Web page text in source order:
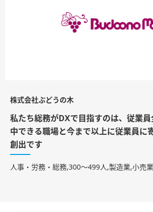
株式会社ぶどうの木
私たち総務がDXで目指すのは、従業員
中できる職場と今まで以上に従業員に
創出です
人事・労務・総務,300〜499人,製造業,小売